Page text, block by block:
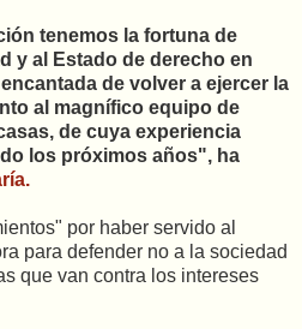
tenemos la fortuna de
y al Estado de derecho en
de volver a ejercer la
al magnífico equipo de
de cuya experiencia
los próximos años", ha
por haber servido al
para defender no a la sociedad
que van contra los intereses